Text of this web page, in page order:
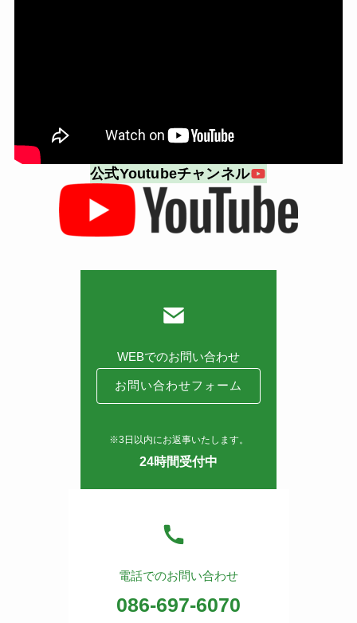
公式Youtubeチャンネル
WEBでのお問い合わせ
お問い合わせフォーム
※3日以内にお返事いたします。
24時間受付中
電話でのお問い合わせ
086-697-6070